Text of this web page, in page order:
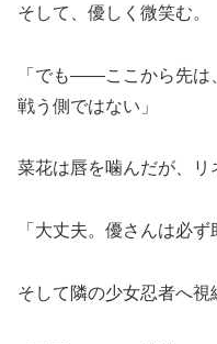
そして、優しく微笑む。
「でも――ここから先は
戦う側ではない」
菜花は唇を噛んだが、リ
「大丈夫。優さんは必
そして隣の少女忍者へ視